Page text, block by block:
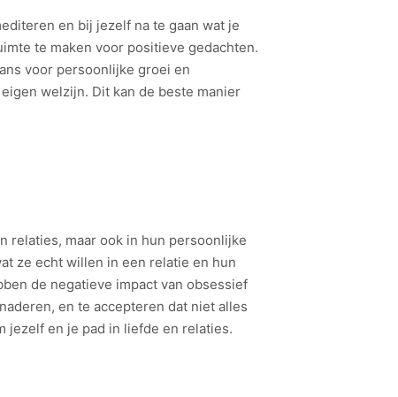
en bij jezelf na te gaan wat je
te maken voor positieve gedachten.
voor persoonlijke groei en
welzijn. Dit kan de beste manier
relaties, maar ook in hun persoonlijke
ze echt willen in een relatie en hun
de negatieve impact van obsessief
en te accepteren dat niet alles
jezelf en je pad in liefde en relaties.